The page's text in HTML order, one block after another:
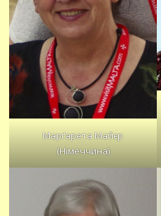
Марґарета Майєр
(Німеччина)